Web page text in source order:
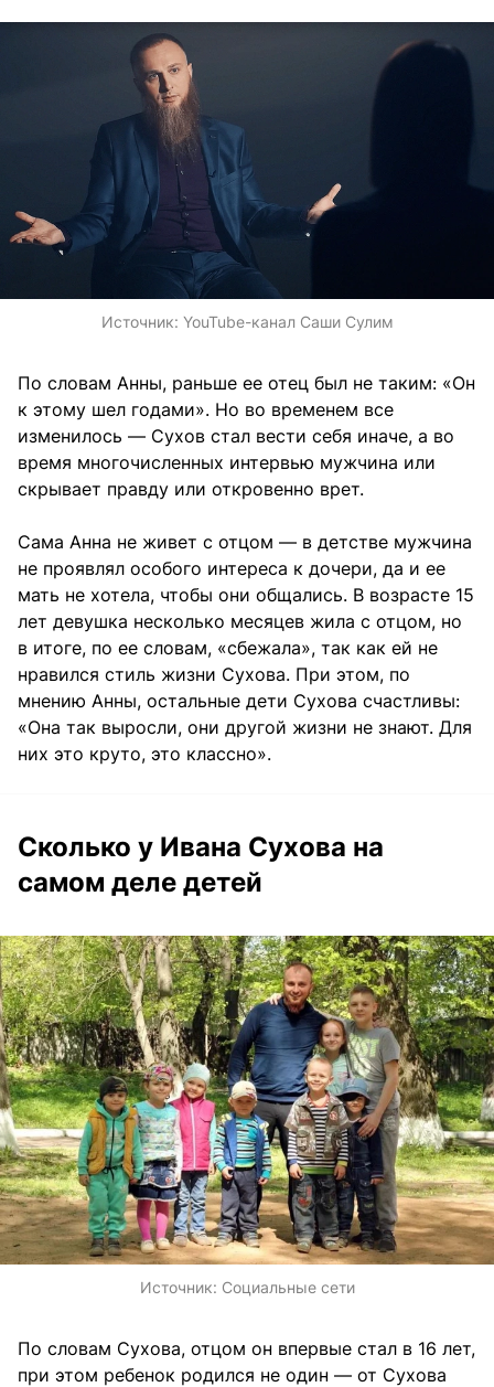
Источник: YouTube-канал Саши Сулим
По словам Анны, раньше ее отец был не таким: «Он
к этому шел годами». Но во временем все
изменилось — Сухов стал вести себя иначе, а во
время многочисленных интервью мужчина или
скрывает правду или откровенно врет.
Сама Анна не живет с отцом — в детстве мужчина
не проявлял особого интереса к дочери, да и ее
мать не хотела, чтобы они общались. В возрасте 15
лет девушка несколько месяцев жила с отцом, но
в итоге, по ее словам, «сбежала», так как ей не
нравился стиль жизни Сухова. При этом, по
мнению Анны, остальные дети Сухова счастливы:
«Она так выросли, они другой жизни не знают. Для
них это круто, это классно».
Сколько у Ивана Сухова на
самом деле детей
Источник: Социальные сети
По словам Сухова, отцом он впервые стал в 16 лет,
при этом ребенок родился не один — от Сухова